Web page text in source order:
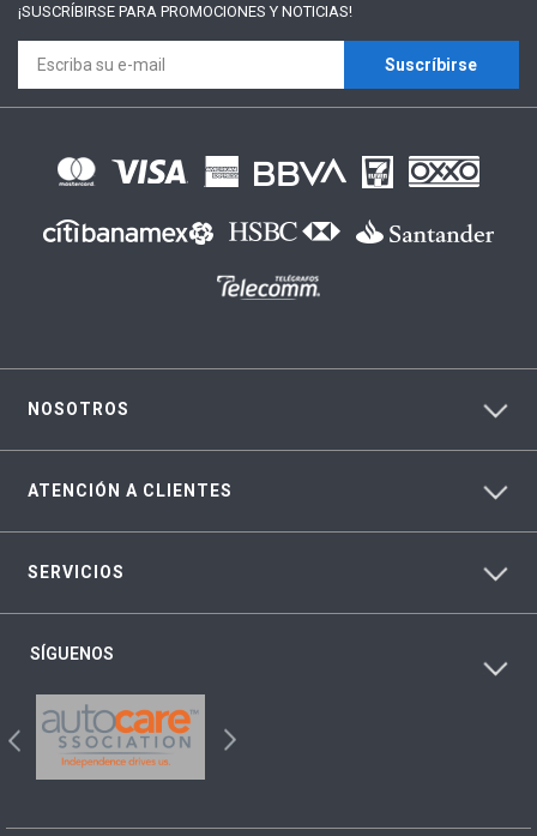
¡SUSCRÍBIRSE PARA PROMOCIONES Y NOTICIAS!
Suscríbirse
NOSOTROS
ATENCIÓN A CLIENTES
SERVICIOS
SÍGUENOS